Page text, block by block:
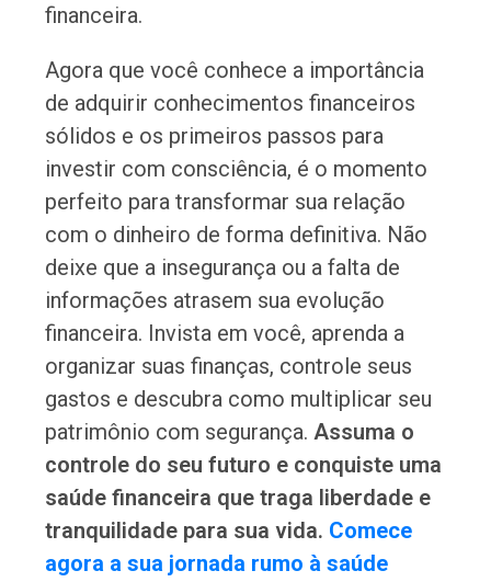
financeira.
Agora que você conhece a importância
de adquirir conhecimentos financeiros
sólidos e os primeiros passos para
investir com consciência, é o momento
perfeito para transformar sua relação
com o dinheiro de forma definitiva. Não
deixe que a insegurança ou a falta de
informações atrasem sua evolução
financeira. Invista em você, aprenda a
organizar suas finanças, controle seus
gastos e descubra como multiplicar seu
patrimônio com segurança.Assuma o
controle do seu futuro e conquiste uma
saúde financeira que traga liberdade e
tranquilidade para sua vida. Comece
agora a sua jornada rumo à saúde